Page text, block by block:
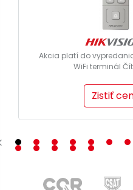
Akcia platí do
WiFi terminál
Zistiť